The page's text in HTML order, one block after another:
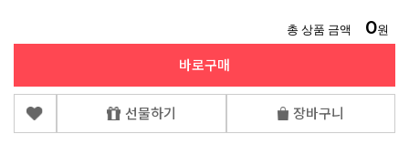
총 상품 금액 0원
바로구매
선물하기 장바구니